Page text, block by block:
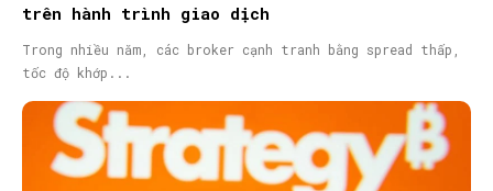
trên hành trình giao dịch
Trong nhiều năm, các broker cạnh tranh bằng spread thấp,
tốc độ khớp...